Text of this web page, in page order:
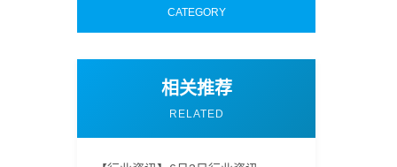
CATEGORY
相关推荐
RELATED